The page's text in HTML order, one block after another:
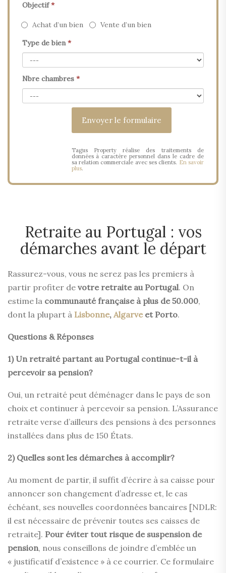
Objectif*
Achat d’un bien
Vente d’un bien
Type de bien*
Nbre chambres *
Tagus Property réalise des traitements de
données à caractère personnel dans le cadre de
sa relation commerciale avec ses clients. En savoir
plus.
Retraite au Portugal : vos
démarches avant le départ
Rassurez-vous, vous ne serez pas les premiers à
partir profiter de votre retraite au Portugal. On
estime la communauté française à plus de 50.000,
dont la plupart à Lisbonne, Algarveet Porto.
Questions & Réponses
1) Un retraité partant au Portugal continue-t-il à
percevoir sa pension?
Oui, un retraité peut déménager dans le pays de son
choix et continuer à percevoir sa pension. L’Assurance
retraite verse d’ailleurs des pensions à des personnes
installées dans plus de 150 États.
2) Quelles sont les démarches à accomplir?
Au moment de partir, il suffit d’écrire à sa caisse pour
annoncer son changement d’adresse et, le cas
échéant, ses nouvelles coordonnées bancaires [NDLR:
il est nécessaire de prévenir toutes ses caisses de
retraite]. Pour éviter tout risque de suspension de
pension, nous conseillons de joindre d’emblée un
« justificatif d’existence » à ce courrier. Ce formulaire